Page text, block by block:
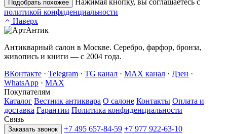
Подобрать похожее
Нажимая кнопку, вы соглашаетесь с
политикой конфиденциальности
Наверх
Антикварный салон в Москве. Серебро, фарфор, бронза,
живопись и книги — с 2004 года.
ВКонтакте · Telegram · TG канал · MAX канал · Дзен ·
WhatsApp · MAX
Покупателям
Каталог Вестник антиквара О салоне Контакты Оплата и
доставка Гарантии Политика конфиденциальности
Связь
Заказать звонок +7 495 657-84-59 +7 977 922-63-10